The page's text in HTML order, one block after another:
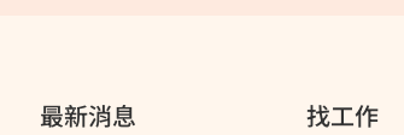
最新消息 找工作